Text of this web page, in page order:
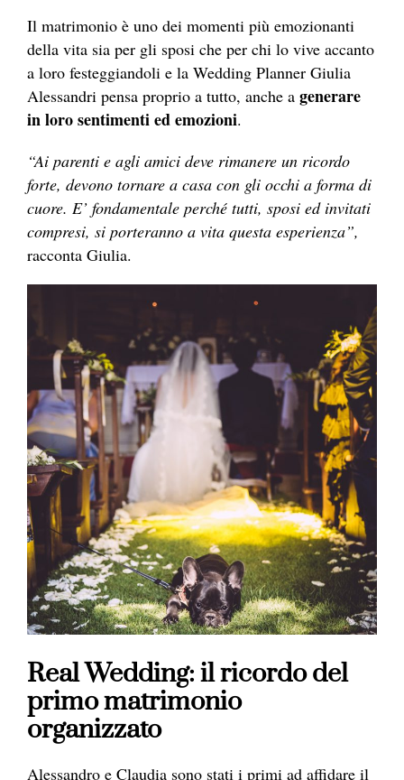
Il matrimonio è uno dei momenti più emozionanti
della vita sia per gli sposi che per chi lo vive accanto
a loro festeggiandoli e la Wedding Planner Giulia
Alessandri pensa proprio a tutto, anche a generare
in loro sentimenti ed emozioni.
“Ai parenti e agli amici deve rimanere un ricordo
forte, devono tornare a casa con gli occhi a forma di
cuore. E’ fondamentale perché tutti, sposi ed invitati
compresi, si porteranno a vita questa esperienza”,
racconta Giulia.
Real Wedding: il ricordo del
primo matrimonio
organizzato
Alessandro e Claudia sono stati i primi ad affidare il